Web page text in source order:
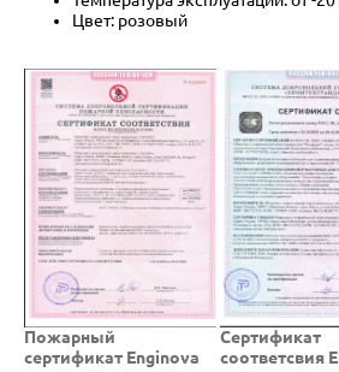
Цвет: розовый
Пожарный
сертификат Enginova
Cертификат
соответсвия